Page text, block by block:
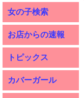
女の子検索
お店からの速報
トピックス
カバーガール